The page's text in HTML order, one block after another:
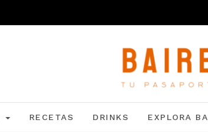
RECETAS DRINKS EXPLORA BA